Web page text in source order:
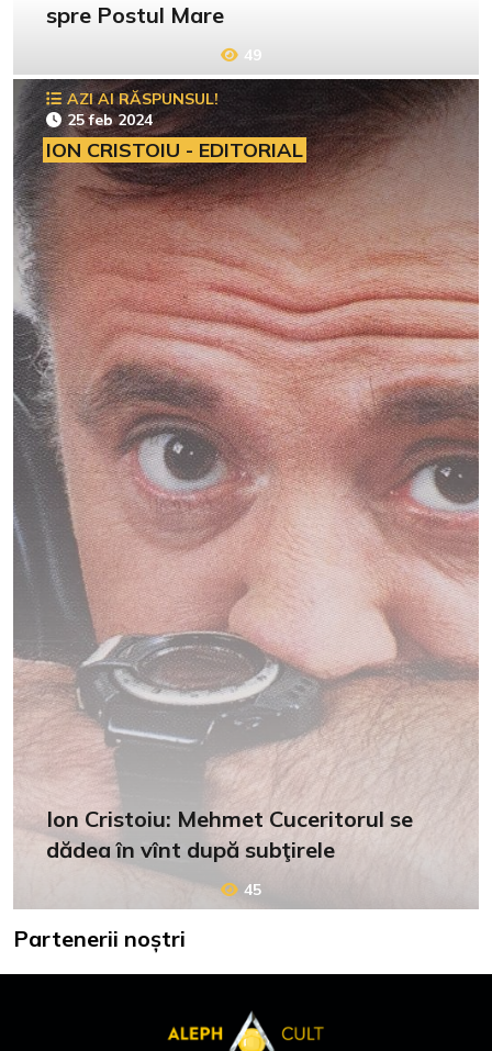
spre Postul Mare
49
AZI AI RĂSPUNSUL!
25 feb 2024
ION CRISTOIU - EDITORIAL
Ion Cristoiu: Mehmet Cuceritorul se
dădea în vînt după subţirele
45
Partenerii noștri